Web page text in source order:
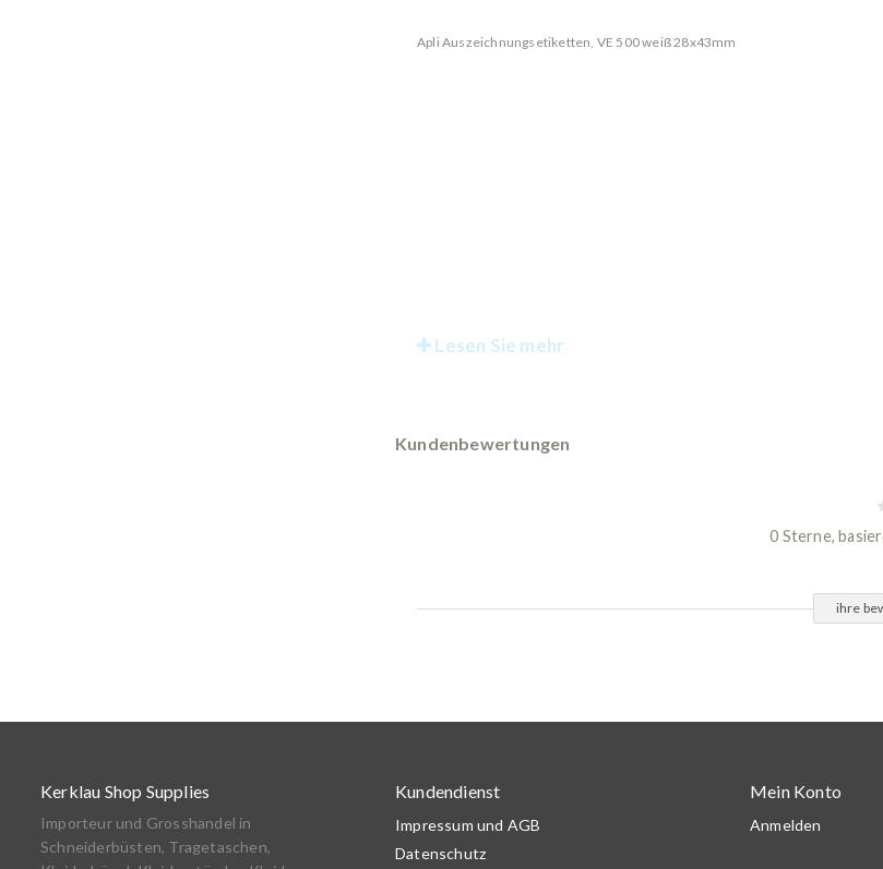
Apli Auszeichnungsetiketten, VE 500 weiß 28x43mm
Lesen Sie mehr
Kundenbewertungen
0 Sterne,
ihre
Kerklau Shop Supplies
Importeur und Grosshandel in
Schneiderbüsten, Tragetaschen,
Kundendienst
Impressum und AGB
Datenschutz
Mein Konto
Anmelden